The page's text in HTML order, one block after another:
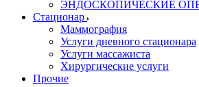
ЭНДОСКОПИЧЕСКИЕ
Стационар
Маммография
Услуги дневного стационара
Услуги массажиста
Хирургические услуги
Прочие